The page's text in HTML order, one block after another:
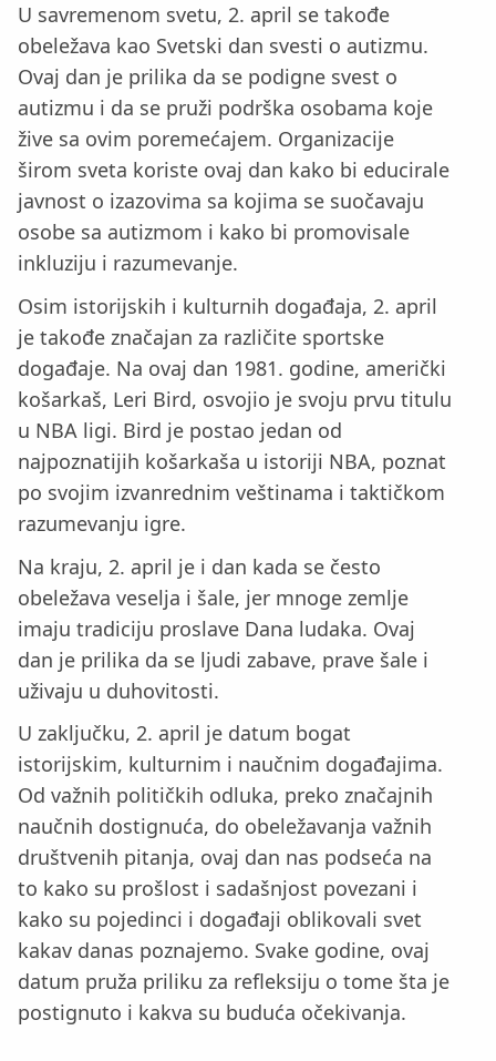
U savremenom svetu, 2. april se takođe
obeležava kao Svetski dan svesti o autizmu.
Ovaj dan je prilika da se podigne svest o
autizmu i da se pruži podrška osobama koje
žive sa ovim poremećajem. Organizacije
širom sveta koriste ovaj dan kako bi educirale
javnost o izazovima sa kojima se suočavaju
osobe sa autizmom i kako bi promovisale
inkluziju i razumevanje.
Osim istorijskih i kulturnih događaja, 2. april
je takođe značajan za različite sportske
događaje. Na ovaj dan 1981. godine, američki
košarkaš, Leri Bird, osvojio je svoju prvu titulu
u NBA ligi. Bird je postao jedan od
najpoznatijih košarkaša u istoriji NBA, poznat
po svojim izvanrednim veštinama i taktičkom
razumevanju igre.
Na kraju, 2. april je i dan kada se često
obeležava veselja i šale, jer mnoge zemlje
imaju tradiciju proslave Dana ludaka. Ovaj
dan je prilika da se ljudi zabave, prave šale i
uživaju u duhovitosti.
U zaključku, 2. april je datum bogat
istorijskim, kulturnim i naučnim događajima.
Od važnih političkih odluka, preko značajnih
naučnih dostignuća, do obeležavanja važnih
društvenih pitanja, ovaj dan nas podseća na
to kako su prošlost i sadašnjost povezani i
kako su pojedinci i događaji oblikovali svet
kakav danas poznajemo. Svake godine, ovaj
datum pruža priliku za refleksiju o tome šta je
postignuto i kakva su buduća očekivanja.